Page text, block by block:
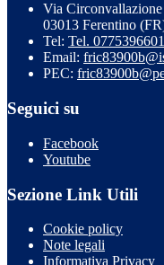
Via
03013 Ferentino
Tel: Tel. 0775396601
Email:
PEC:
Seguici su
Facebook
Youtube
Sezione Link Utili
Cookie policy
Note legali
Informativa Privacy